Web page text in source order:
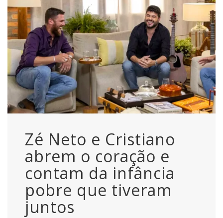
Zé Neto e Cristiano
abrem o coração e
contam da infância
pobre que tiveram
juntos